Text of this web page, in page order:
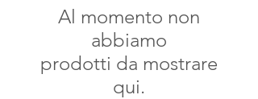
Al momento non
abbiamo
prodotti da mostrare
qui.